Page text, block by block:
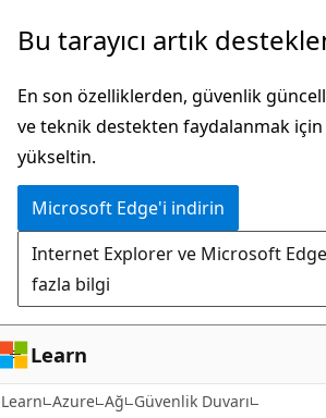
Ana
atla
Bu tarayıcı artık
En son özelliklerden, güvenlik
ve teknik destekten faydalanmak için
yükseltin.
Microsoft Edge'i indirin
Internet Explorer ve Microsoft
fazla bilgi
Learn
Learn Azure Ağ Güvenlik Duvarı